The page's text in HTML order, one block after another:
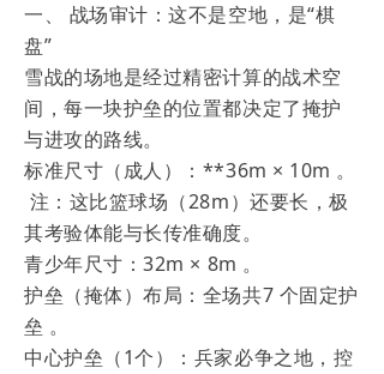
一、 战场审计：这不是空地，是“棋
盘”
雪战的场地是经过精密计算的战术空
间，每一块护垒的位置都决定了掩护
与进攻的路线。
标准尺寸（成人）：**36m × 10m 。
注：这比篮球场（28m）还要长，极
其考验体能与长传准确度。
青少年尺寸：32m × 8m 。
护垒（掩体）布局：全场共7 个固定护
垒 。
中心护垒（1个）：兵家必争之地，控